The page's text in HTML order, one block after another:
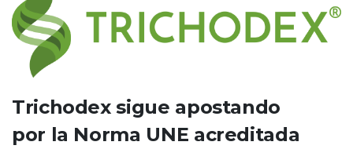
Trichodex sigue apostando
por la Norma UNE acreditada